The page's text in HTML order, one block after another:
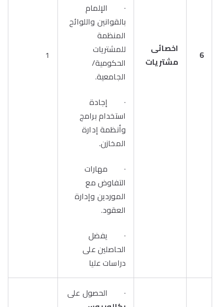
6
اخصائى
مشتريات
· الإلمام
بالقوانين واللوائح
المنظمة
للمشتريات
الحكومية/
الجامعية.
· إجادة
استخدام برامج
وأنظمة إدارة
المخازن.
· مهارات
التفاوض مع
الموردين وإدارة
العقود.
· يفضل
الحاصلين على
دراسات عليا
1
· الحصول على